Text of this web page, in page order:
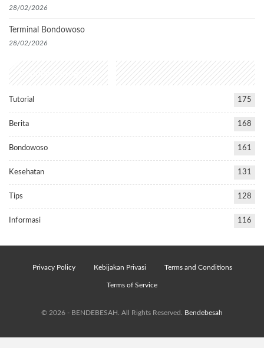
28/02/2026
Terminal Bondowoso
28/02/2026
Popular Categories
Tutorial 175
Berita 168
Bondowoso 161
Kesehatan 131
Tips 128
Informasi 116
Privacy Policy Kebijakan Privasi Terms and Conditions
Terms of Service
© 2026 - BENDEBESAH. All Rights Reserved. Bendebesah